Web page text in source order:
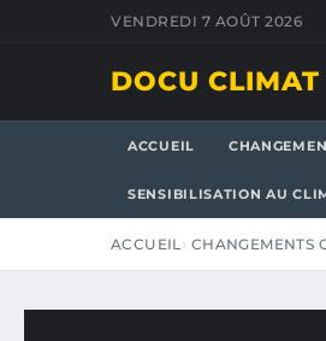
VENDREDI 7 AOÛT 2026
DOCU CLIMAT
ACCUEIL
SENSIBILISATION AU
ACCUEIL CHANGEMENTS